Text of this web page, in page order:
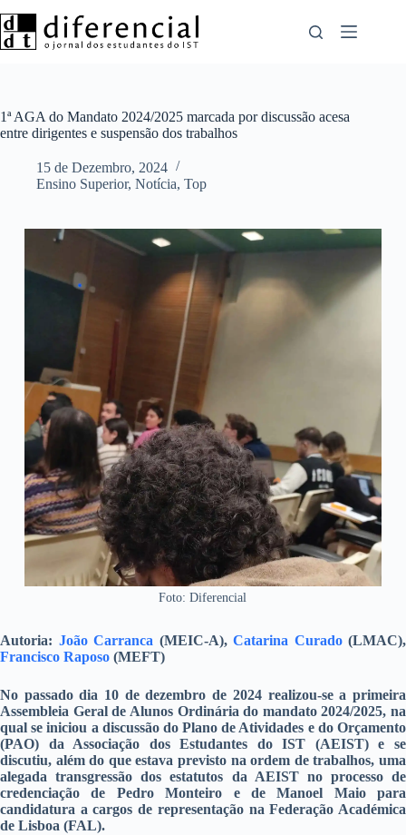
para
o
1ª AGA do Mandato 2024/2025 marcada por discussão acesa
entre dirigentes e suspensão dos trabalhos
15 de Dezembro, 2024
Ensino Superior, Notícia, Top
Foto: Diferencial
Autoria: João Carranca (MEIC-A), Catarina Curado(LMAC),
Francisco Raposo (MEFT)
No passado dia 10 de dezembro de 2024 realizou-se a primeira
Assembleia Geral de Alunos Ordinária do mandato 2024/2025, na
qual se iniciou a discussão do Plano de Atividades e do Orçamento
(PAO) da Associação dos Estudantes do IST (AEIST) e se
discutiu, além do que estava previsto na ordem de trabalhos, uma
alegada transgressão dos estatutos da AEIST no processo de
credenciação de Pedro Monteiro e de Manoel Maio para
candidatura a cargos de representação na Federação Académica
de Lisboa (FAL).